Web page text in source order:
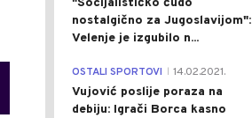
"Socijalističko čudo
nostalgično za Jugoslavijom":
Velenje je izgubilo n...
OSTALI SPORTOVI 14.02.2021.
Vujović poslije poraza na
debiju: Igrači Borca kasno